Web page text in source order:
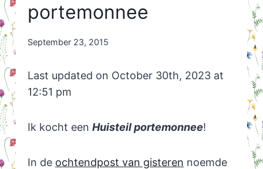
portemonnee
By
September 23, 2015
Last updated on October 30th, 2023 at
12:51 pm
Ik kocht een Huisteil portemonnee!
In de ochtendpost van gisteren noemde